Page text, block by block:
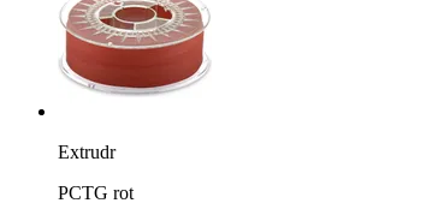
Extrudr
PCTG rot